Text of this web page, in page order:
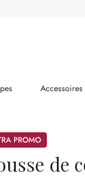
Accessoires
de